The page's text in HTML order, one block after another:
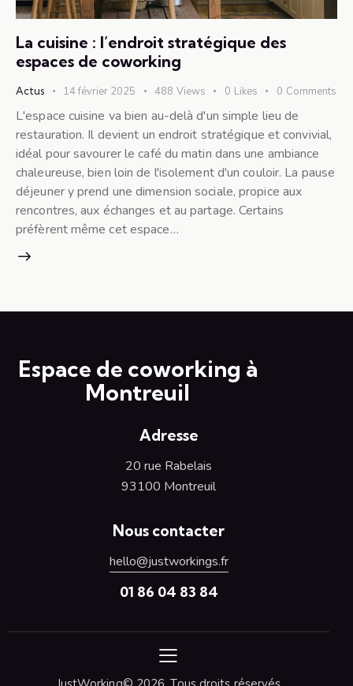
La cuisine : l’endroit stratégique des
espaces de coworking
Actus 14 février 2025 488 Views 0 Likes 0 Comments
L'espace cuisine va bien au-delà d'un simple lieu de
restauration. Il devient un endroit stratégique et convivial,
idéal pour savourer le café du matin dans une ambiance
chaleureuse, bien loin de l'isolement d'un couloir. La pause
déjeuner y prend une dimension sociale, propice aux
rencontres, aux échanges et au partage. Certains
préfèrent même cet espace…
Espace de coworking à
Montreuil
Adresse
20 rue Rabelais
93100 Montreuil
Nous contacter
hello@justworkings.fr
01 86 04 83 84